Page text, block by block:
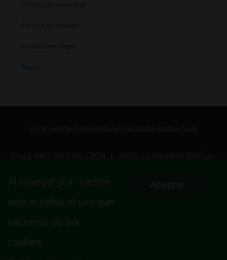
Política de privacidad
Política de cookies
Fundamento legal
Mapa
Menú
pie
de
Fundamento legal
Al navegar por nuestra
web aceptas el uso que
hacemos de las
cookies.